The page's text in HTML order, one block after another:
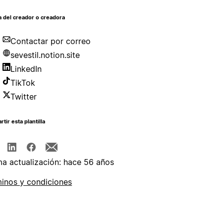
del creador o creadora
Contactar por correo
sevestil.notion.site
LinkedIn
TikTok
Twitter
esta plantilla
actualización: hace 56 años
y condiciones